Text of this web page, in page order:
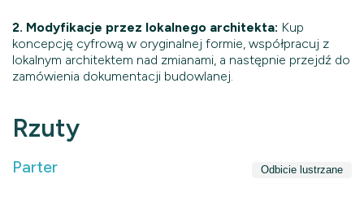
2. Modyfikacje przez lokalnego architekta: Kup
koncepcję cyfrową w oryginalnej formie, współpracuj z
lokalnym architektem nad zmianami, a następnie przejdź do
zamówienia dokumentacji budowlanej.
Rzuty
Parter Odbicie lustrzane